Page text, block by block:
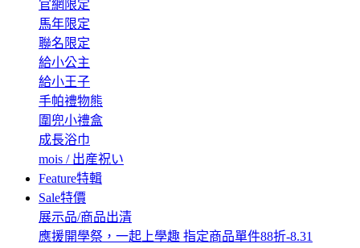
官網限定
馬年限定
聯名限定
給小公主
給小王子
手帕禮物熊
圍兜小禮盒
成長浴巾
mois / 出産祝い
Feature特輯
Sale特價
展示品/商品出清
應援開學祭，一起上學趣 指定商品單件88折-8.31